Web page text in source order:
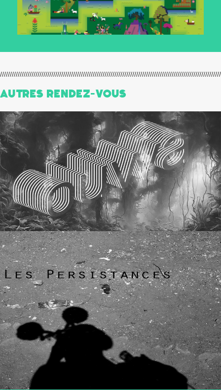
Autres Rendez-Vous
PARCOURS SONORE GÉOLOCALISÉ
Toute l'année - À l'étang des forges
OUWA
par luvan et Gaëtan Gromer et Les Ensembles 2.2
+